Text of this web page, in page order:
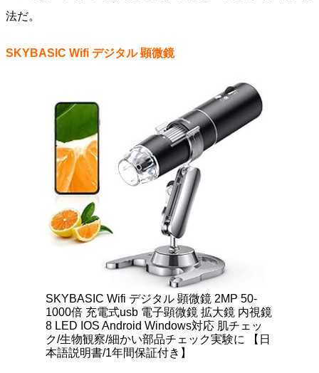
法だ。
SKYBASIC Wifi デジタル 顕微鏡
SKYBASIC Wifi デジタル 顕微鏡 2MP 50-
1000倍 充電式usb 電子顕微鏡 拡大鏡 内視鏡
8 LED IOS Android Windows対応 肌チェッ
ク/生物観察/細かい部品チェック実験に 【日
本語説明書/1年間保証付き】